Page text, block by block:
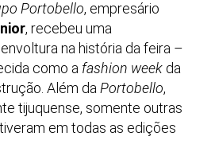
Portobello, empresário
, recebeu uma
na história da feira –
como a fashion week da
Além da Portobello,
tijuquense, somente outras
em todas as edições